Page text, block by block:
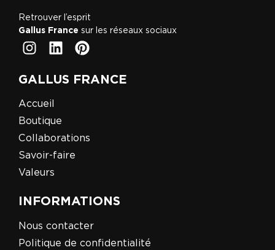
Retrouver l’esprit
Gallus France sur les réseaux sociaux
GALLUS FRANCE
Accueil
Boutique
Collaborations
Savoir-faire
Valeurs
INFORMATIONS
Nous contacter
Politique de confidentialité